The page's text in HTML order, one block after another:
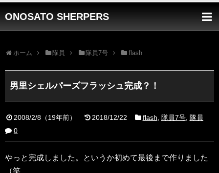
ONOSATO SHERPERS
ホーム 隊員 隊員7号 flash
男里シェルパーズフラッシュ完成？！
2008/2/8 （19年前） 2018/12/22 flash 隊員7号, 隊員
0
やっと完成しました。というか初めて最後まで作りました
（笑